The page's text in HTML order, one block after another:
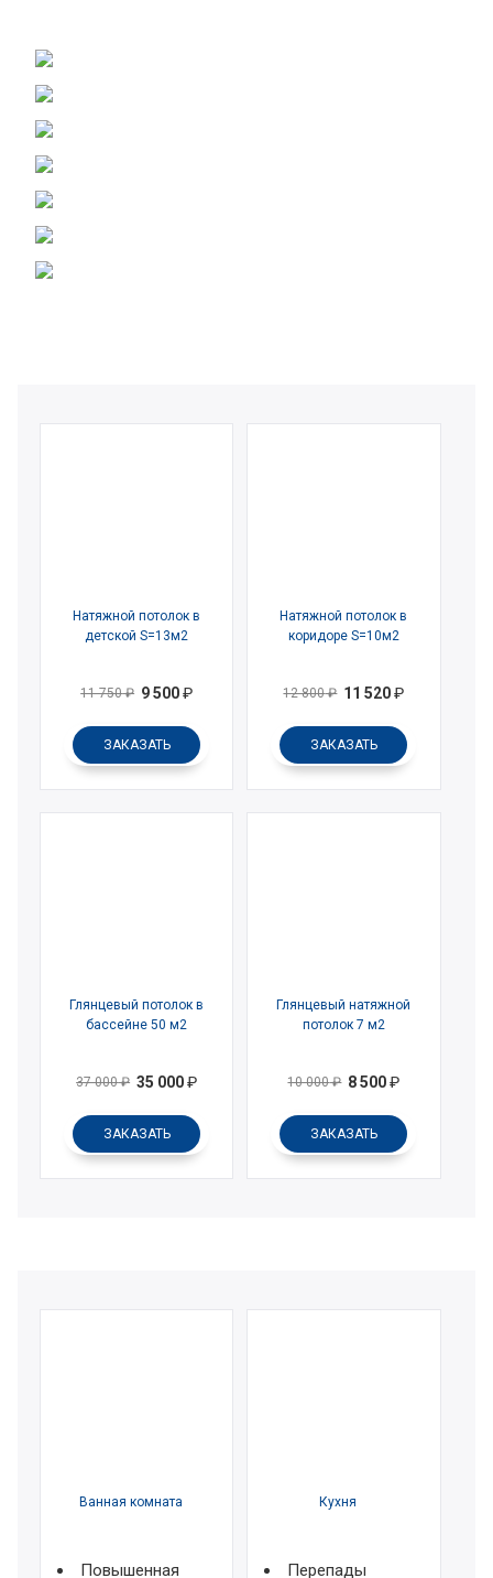
Натяжной потолок в
детской S=13м2
11 750₽ 9 500₽
ЗАКАЗАТЬ
Натяжной потолок в
коридоре S=10м2
12 800₽ 11 520₽
ЗАКАЗАТЬ
Глянцевый потолок в
бассейне 50 м2
37 000₽ 35 000₽
ЗАКАЗАТЬ
Глянцевый натяжной
потолок 7 м2
10 000₽ 8 500₽
ЗАКАЗАТЬ
Ванная комната
Повышенная
Кухня
Перепады